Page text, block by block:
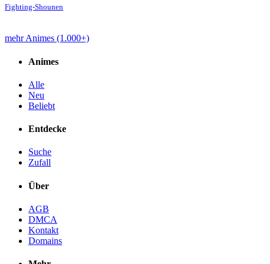
Fighting-Shounen
mehr Animes (1.000+)
Animes
Alle
Neu
Beliebt
Entdecke
Suche
Zufall
Über
AGB
DMCA
Kontakt
Domains